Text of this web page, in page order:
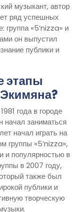
музыкант, автор
ряд успешных
группа «5’nizza» и
он выпустил
публики и
этапы
года в городе
заниматься
начал играть на
группы «5’nizza»,
и популярностью в
в 2007 году,
также был
публики и
творческую